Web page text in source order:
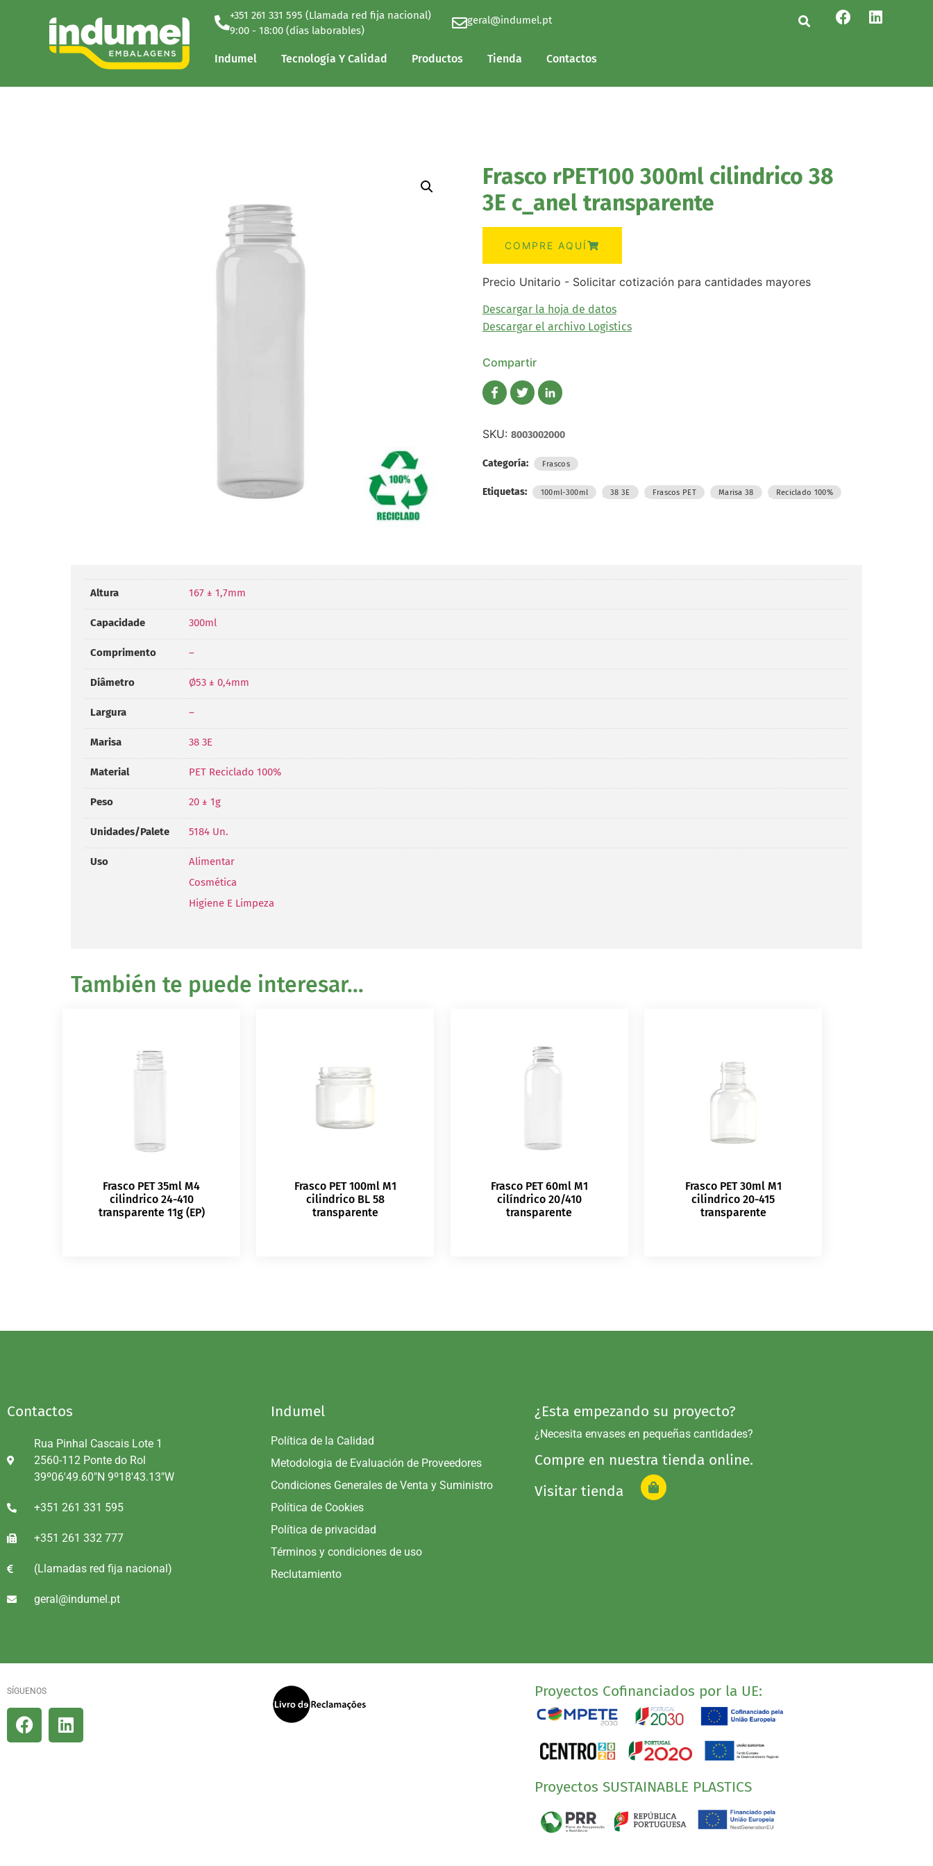
+351 261 331 595 (Llamada red fija nacional)
9:00 - 18:00 (días laborables)
geral@indumel.pt
Indumel Tecnología Y Calidad Productos Tienda Contactos
Indumel Tecnología Y Calidad Productos Tienda Contactos
Frasco rPET100 300ml cilindrico 38
3E c_anel transparente
COMPRE AQUÍ
Precio Unitario - Solicitar cotización para cantidades mayores
Descargar la hoja de datos
Descargar el archivo Logistics
Compartir
SKU: 8003002000
Categoría: Frascos
Etiquetas: 100ml-300ml 38 3E , Frascos PET , Marisa 38 , Reciclado 100%
Altura 167 ± 1,7mm
Capacidade 300ml
Comprimento –
Diâmetro Ø53 ± 0,4mm
Largura –
Marisa 38 3E
Material PET Reciclado 100%
Peso 20 ± 1g
Unidades/Palete 5184 Un.
Uso
Alimentar
Cosmética
Higiene E Limpeza
También te puede interesar...
Frasco PET 35ml M4
cilindrico 24-410
transparente 11g (EP)
Frasco PET 100ml M1
cilindrico BL 58
transparente
Frasco PET 60ml M1
cilíndrico 20/410
transparente
Frasco PET 30ml M1
cilindrico 20-415
transparente
Contactos
Rua Pinhal Cascais Lote 1
2560-112 Ponte do Rol
39º06'49.60"N 9º18'43.13"W
+351 261 331 595
+351 261 332 777
(Llamadas red fija nacional)
geral@indumel.pt
Indumel
Política de la Calidad
Metodologia de Evaluación de Proveedores
Condiciones Generales de Venta y Suministro
Política de Cookies
Política de privacidad
Términos y condiciones de uso
Reclutamiento
¿Esta empezando su proyecto?
¿Necesita envases en pequeñas cantidades?
Compre en nuestra tienda online.
Visitar tienda
SÍGUENOS Proyectos Cofinanciados por la UE:
Proyectos SUSTAINABLE PLASTICS